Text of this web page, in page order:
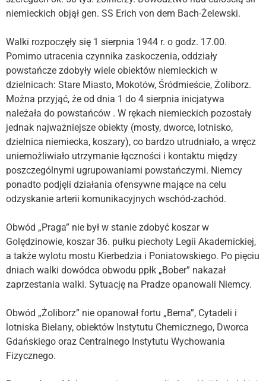
niemieckich objął gen. SS Erich von dem Bach-Żelewski.
Walki rozpoczęły się 1 sierpnia 1944 r. o godz. 17.00.
Pomimo utracenia czynnika zaskoczenia, oddziały
powstańcze zdobyły wiele obiektów niemieckich w
dzielnicach: Stare Miasto, Mokotów, Śródmieście, Żoliborz.
Można przyjąć, że od dnia 1 do 4 sierpnia inicjatywa
należała do powstańców . W rękach niemieckich pozostały
jednak najważniejsze obiekty (mosty, dworce, lotnisko,
dzielnica niemiecka, koszary), co bardzo utrudniało, a wręcz
uniemożliwiało utrzymanie łączności i kontaktu między
poszczególnymi ugrupowaniami powstańczymi. Niemcy
ponadto podjęli działania ofensywne mające na celu
odzyskanie arterii komunikacyjnych wschód-zachód.
Obwód „Praga” nie był w stanie zdobyć koszar w
Golędzinowie, koszar 36. pułku piechoty Legii Akademickiej,
a także wylotu mostu Kierbedzia i Poniatowskiego. Po pięciu
dniach walki dowódca obwodu ppłk „Bober” nakazał
zaprzestania walki. Sytuację na Pradze opanowali Niemcy.
Obwód „Żoliborz” nie opanował fortu „Bema”, Cytadeli i
lotniska Bielany, obiektów Instytutu Chemicznego, Dworca
Gdańskiego oraz Centralnego Instytutu Wychowania
Fizycznego.